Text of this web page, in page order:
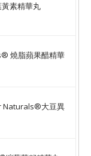
素精華丸
燒脂蘋果醋精華
Naturals®大豆異